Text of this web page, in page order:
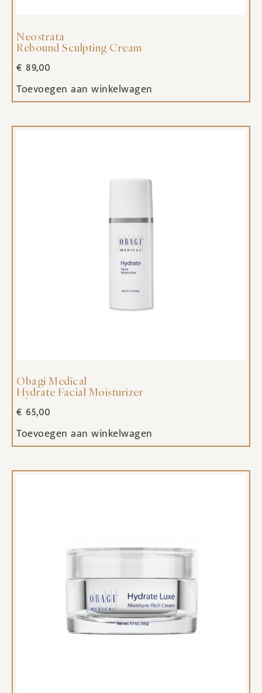
Neostrata
Rebound Sculpting Cream
€ 89,00
Toevoegen aan winkelwagen
Obagi Medical
Hydrate Facial Moisturizer
€ 65,00
Toevoegen aan winkelwagen